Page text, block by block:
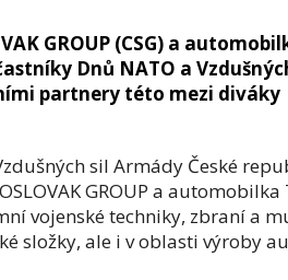
GROUP (CSG) a
Dnů NATO a
partnery této mezi diváky
sil Armády České
GROUP a automobilka
vojenské techniky, zbraní a
složky, ale i v oblasti výroby